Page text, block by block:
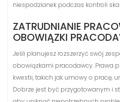
niespodzianek podczas kontroli
ZATRUDNIANIE
OBOWIĄZKI
Jeśli planujesz rozszerzyć swój
obowiązkami pracodawcy. Prawa
kwestii, takich jak umowy o pracę,
Dobrze jest być przygotowanym i